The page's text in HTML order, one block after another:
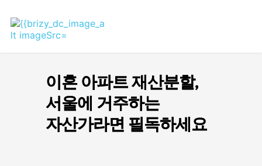
이혼 아파트 재산분할,
서울에 거주하는
자산가라면 필독하세요